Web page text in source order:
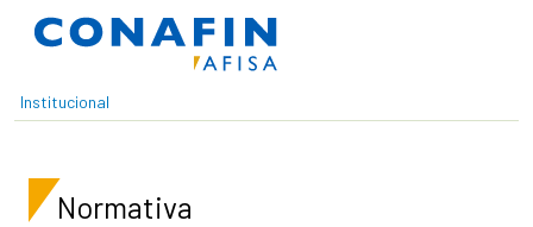
Pasar al contenido principal
Institucional
Normativa